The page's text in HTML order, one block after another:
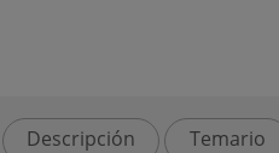
Descripción Temario